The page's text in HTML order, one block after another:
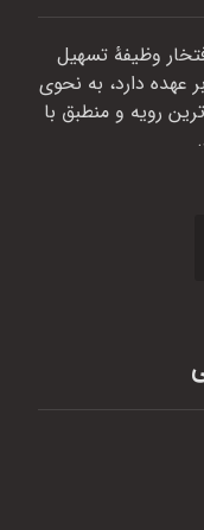
وظیفهٔ تسهیل
عهده دارد، به نحوی
رویه و منطبق با